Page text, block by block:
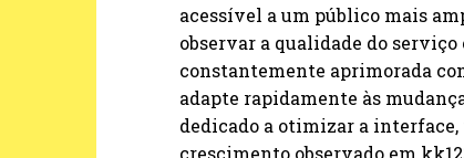
acessível a um público mais
observar a qualidade do
constantemente aprimorada
adapte rapidamente às
dedicado a otimizar a
crescimento observado em